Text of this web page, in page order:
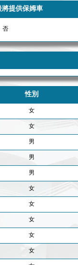
將提供保姆車
否
性別
女
女
男
男
男
女
女
女
女
女